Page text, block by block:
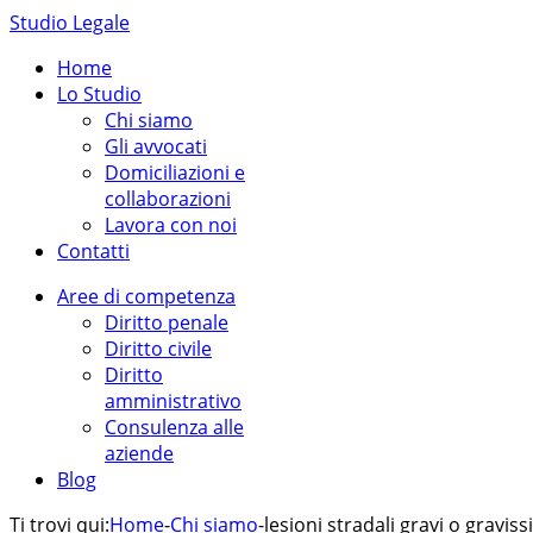
Studio Legale
Home
Lo Studio
Chi siamo
Gli avvocati
Domiciliazioni e
collaborazioni
Lavora con noi
Contatti
Aree di competenza
Diritto penale
Diritto civile
Diritto
amministrativo
Consulenza alle
aziende
Blog
Ti trovi qui:Home-Chi siamo-lesioni stradali gravi o